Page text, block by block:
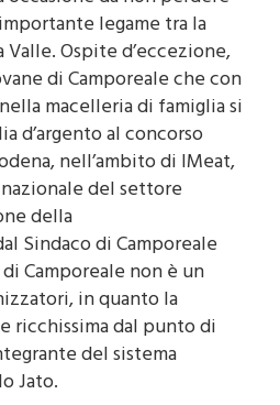
legame tra la
Ospite d’eccezione,
di Camporeale che con
macelleria di famiglia si
d’argento al concorso
nell’ambito di IMeat,
del settore
della
Sindaco di Camporeale
Camporeale non è un
in quanto la
ricchissima dal punto di
del sistema
Jato.